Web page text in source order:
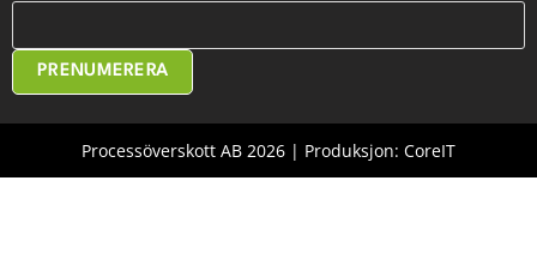
PRENUMERERA
Processöverskott AB 2026 | Produksjon: CoreIT